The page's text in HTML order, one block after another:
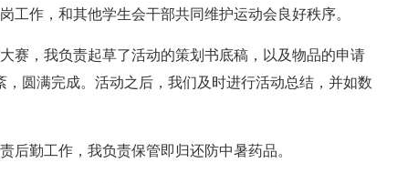
工作，和其他学生会干部共同维护运动会良好秩序。
赛，我负责起草了活动的策划书底稿，以及物品的申请
圆满完成。活动之后，我们及时进行活动总结，并如数
后勤工作，我负责保管即归还防中暑药品。